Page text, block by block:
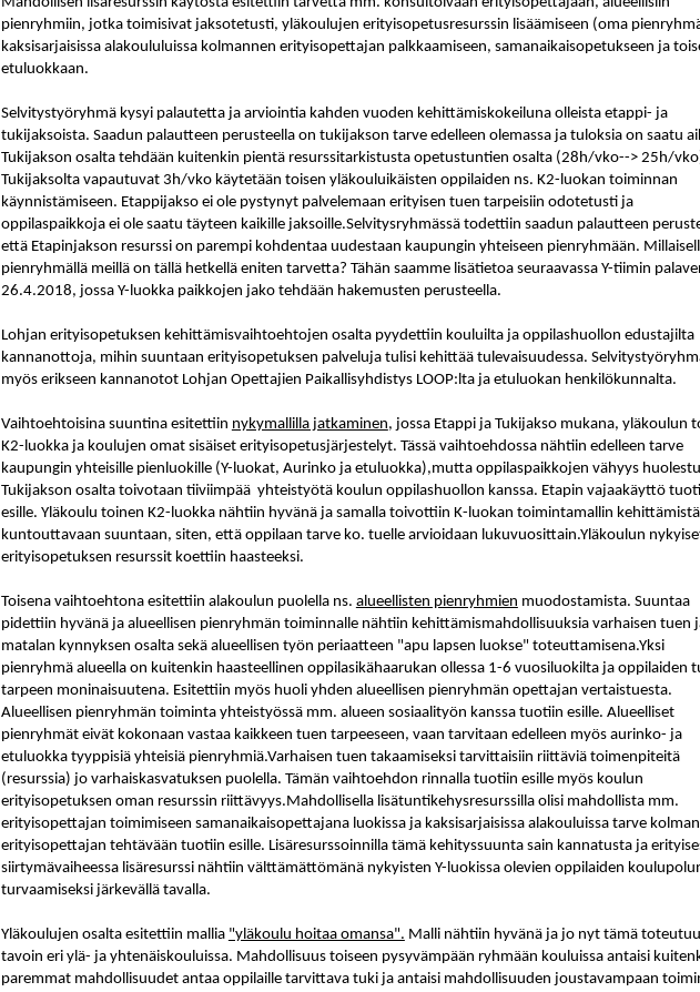
pienryhmiin, jotka toimisivat jaksotetusti, yläkoulujen erityisopetusresurssin lisäämiseen (oma
kaksisarjaisissa alakoululuissa kolmannen erityisopettajan palkkaamiseen, samanaikaisopetukseen ja
etuluokkaan.
Selvitystyöryhmä kysyi palautetta ja arviointia kahden vuoden kehittämiskokeiluna olleista etappi- ja
tukijaksoista. Saadun palautteen perusteella on tukijakson tarve edelleen olemassa ja tuloksia on saatu
Tukijakson osalta tehdään kuitenkin pientä resurssitarkistusta opetustuntien osalta (28h/vko--> 25h/
Tukijaksolta vapautuvat 3h/vko käytetään toisen yläkouluikäisten oppilaiden ns. K2-luokan toiminnan
käynnistämiseen. Etappijakso ei ole pystynyt palvelemaan erityisen tuen tarpeisiin odotetusti ja
oppilaspaikkoja ei ole saatu täyteen kaikille jaksoille.Selvitysryhmässä todettiin saadun palautteen
että Etapinjakson resurssi on parempi kohdentaa uudestaan kaupungin yhteiseen pienryhmään.
pienryhmällä meillä on tällä hetkellä eniten tarvetta? Tähän saamme lisätietoa seuraavassa Y-tiimin
26.4.2018, jossa Y-luokka paikkojen jako tehdään hakemusten perusteella.
Lohjan erityisopetuksen kehittämisvaihtoehtojen osalta pyydettiin kouluilta ja oppilashuollon edustajilta
kannanottoja, mihin suuntaan erityisopetuksen palveluja tulisi kehittää tulevaisuudessa.
myös erikseen kannanotot Lohjan Opettajien Paikallisyhdistys LOOP:lta ja etuluokan henkilökunnalta.
Vaihtoehtoisina suuntina esitettiin nykymallilla jatkaminen, jossa Etappi ja Tukijakso mukana, yläkoulun
K2-luokka ja koulujen omat sisäiset erityisopetusjärjestelyt. Tässä vaihtoehdossa nähtiin edelleen tarve
kaupungin yhteisille pienluokille (Y-luokat, Aurinko ja etuluokka),mutta oppilaspaikkojen vähyys
Tukijakson osalta toivotaan tiiviimpää yhteistyötä koulun oppilashuollon kanssa. Etapin vajaakäyttö
esille. Yläkoulu toinen K2-luokka nähtiin hyvänä ja samalla toivottiin K-luokan toimintamallin kehittämistä
kuntouttavaan suuntaan, siten, että oppilaan tarve ko. tuelle arvioidaan lukuvuosittain.Yläkoulun
erityisopetuksen resurssit koettiin haasteeksi.
Toisena vaihtoehtona esitettiin alakoulun puolella ns. alueellisten pienryhmien muodostamista. Suuntaa
pidettiin hyvänä ja alueellisen pienryhmän toiminnalle nähtiin kehittämismahdollisuuksia varhaisen tuen
matalan kynnyksen osalta sekä alueellisen työn periaatteen "apu lapsen luokse" toteuttamisena.Yksi
pienryhmä alueella on kuitenkin haasteellinen oppilasikähaarukan ollessa 1-6 vuosiluokilta ja oppilaiden
tarpeen moninaisuutena. Esitettiin myös huoli yhden alueellisen pienryhmän opettajan vertaistuesta.
Alueellisen pienryhmän toiminta yhteistyössä mm. alueen sosiaalityön kanssa tuotiin esille. Alueelliset
pienryhmät eivät kokonaan vastaa kaikkeen tuen tarpeeseen, vaan tarvitaan edelleen myös aurinko- ja
etuluokka tyyppisiä yhteisiä pienryhmiä.Varhaisen tuen takaamiseksi tarvittaisiin riittäviä toimenpiteitä
(resurssia) jo varhaiskasvatuksen puolella. Tämän vaihtoehdon rinnalla tuotiin esille myös koulun
erityisopetuksen oman resurssin riittävyys.Mahdollisella lisätuntikehysresurssilla olisi mahdollista mm.
erityisopettajan toimimiseen samanaikaisopettajana luokissa ja kaksisarjaisissa alakouluissa tarve
erityisopettajan tehtävään tuotiin esille. Lisäresurssoinnilla tämä kehityssuunta sain kannatusta ja
siirtymävaiheessa lisäresurssi nähtiin välttämättömänä nykyisten Y-luokissa olevien oppilaiden
turvaamiseksi järkevällä tavalla.
Yläkoulujen osalta esitettiin mallia "yläkoulu hoitaa omansa". Malli nähtiin hyvänä ja jo nyt tämä
tavoin eri ylä- ja yhtenäiskouluissa. Mahdollisuus toiseen pysyvämpään ryhmään kouluissa antaisi
paremmat mahdollisuudet antaa oppilaille tarvittava tuki ja antaisi mahdollisuuden joustavampaan